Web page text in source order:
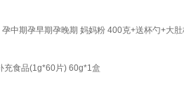
中期孕早期孕晚期 妈妈粉 400克+送杯勺+大
充食品(1g*60片) 60g*1盒